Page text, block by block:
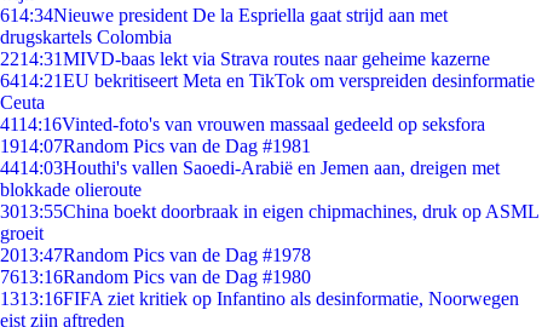
614:34Nieuwe president De la Espriella gaat strijd aan met
drugskartels Colombia
2214:31MIVD-baas lekt via Strava routes naar geheime kazerne
6414:21EU bekritiseert Meta en TikTok om verspreiden desinformatie
Ceuta
4114:16Vinted-foto's van vrouwen massaal gedeeld op seksfora
1914:07Random Pics van de Dag #1981
4414:03Houthi's vallen Saoedi-Arabië en Jemen aan, dreigen met
blokkade olieroute
3013:55China boekt doorbraak in eigen chipmachines, druk op ASML
groeit
2013:47Random Pics van de Dag #1978
7613:16Random Pics van de Dag #1980
1313:16FIFA ziet kritiek op Infantino als desinformatie, Noorwegen
eist zijn aftreden